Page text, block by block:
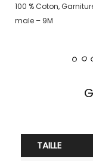
100 % Coton,
male – 9M
TAILLE